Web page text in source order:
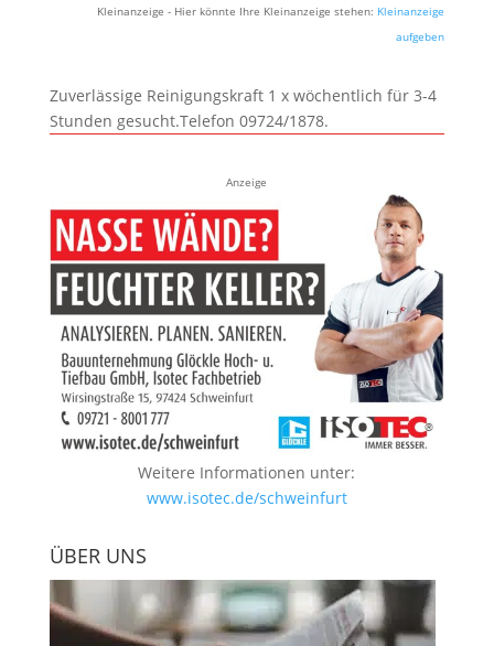
Kleinanzeige - Hier könnte Ihre Kleinanzeige stehen: Kleinanzeige
aufgeben
Zuverlässige Reinigungskraft 1 x wöchentlich für 3-4
Stunden gesucht.Telefon 09724/1878.
Anzeige
Weitere Informationen unter:
www.isotec.de/schweinfurt
ÜBER UNS